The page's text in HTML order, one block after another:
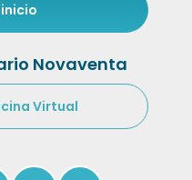
Novaventa
Virtual